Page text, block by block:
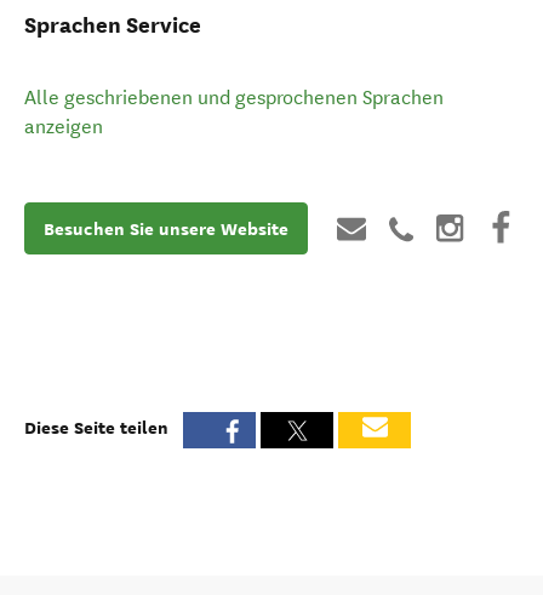
Sprachen Service
Alle geschriebenen und gesprochenen Sprachen
anzeigen
Besuchen Sie unsere Website
Diese Seite teilen